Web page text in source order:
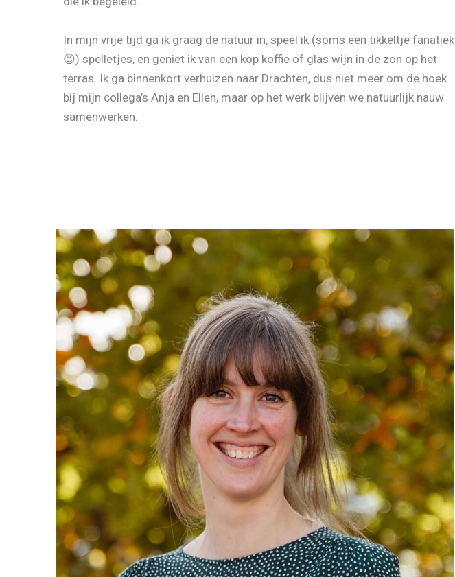
In mijn vrije tijd ga ik graag de natuur in, speel ik (soms een tikkeltje fanatiek
😉) spelletjes, en geniet ik van een kop koffie of glas wijn in de zon op het
terras. Ik ga binnenkort verhuizen naar Drachten, dus niet meer om de hoek
bij mijn collega’s Anja en Ellen, maar op het werk blijven we natuurlijk nauw
samenwerken.